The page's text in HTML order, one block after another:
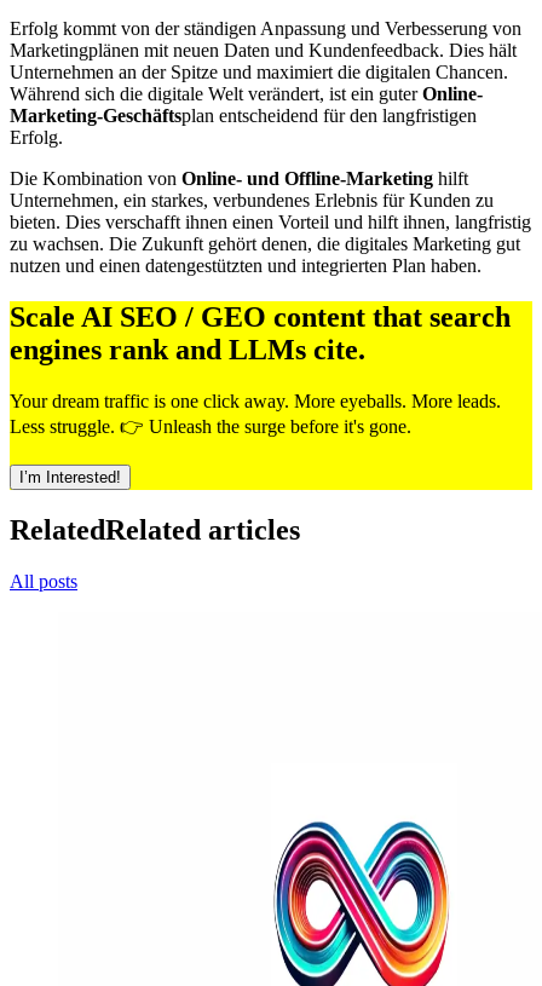
Erfolg kommt von der ständigen Anpassung und Verbesserung von
Marketingplänen mit neuen Daten und Kundenfeedback. Dies hält
Unternehmen an der Spitze und maximiert die digitalen Chancen.
Während sich die digitale Welt verändert, ist ein guterOnline-
Marketing-Geschäftsplan entscheidend für den langfristigen
Erfolg.
Die Kombination von Online- und Offline-Marketing hilft
Unternehmen, ein starkes, verbundenes Erlebnis für Kunden zu
bieten. Dies verschafft ihnen einen Vorteil und hilft ihnen, langfristig
zu wachsen. Die Zukunft gehört denen, die digitales Marketing gut
nutzen und einen datengestützten und integrierten Plan haben.
Scale AI SEO / GEO content that search
engines rank and LLMs cite.
Your dream traffic is one click away. More eyeballs. More leads.
Less struggle. 👉 Unleash the surge before it's gone.
I’m Interested!
RelatedRelated articles
All posts